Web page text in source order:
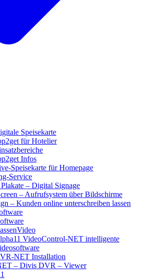
Speisekarte
für Hotelier
Infos
Speisekarte für Homepage
Service
– Digital Signage
– Aufrufsystem über Bildschirme
– Kunden online unterschreiben lassen
VideoControl-NET intelligente
NET Installation
– Divis DVR – Viewer